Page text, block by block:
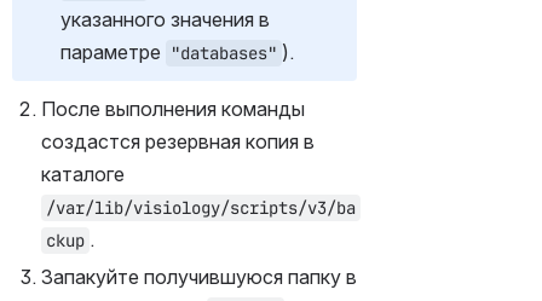
указанного значения в
параметре
"databases" ).
После выполнения команды
создастся резервная копия в
/var/lib/visiology/scripts/v3/ba
ckup .
Запакуйте получившуюся папку в